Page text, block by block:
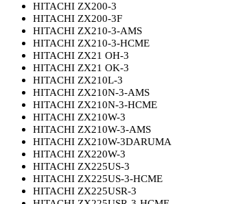
HITACHI ZX200-3
HITACHI ZX200-3F
HITACHI ZX210-3-AMS
HITACHI ZX210-3-HCME
HITACHI ZX21 OH-3
HITACHI ZX21 OK-3
HITACHI ZX210L-3
HITACHI ZX210N-3-AMS
HITACHI ZX210N-3-HCME
HITACHI ZX210W-3
HITACHI ZX210W-3-AMS
HITACHI ZX210W-3DARUMA
HITACHI ZX220W-3
HITACHI ZX225US-3
HITACHI ZX225US-3-HCME
HITACHI ZX225USR-3